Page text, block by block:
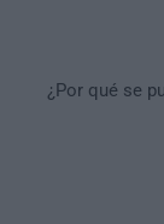
¿Por qué se